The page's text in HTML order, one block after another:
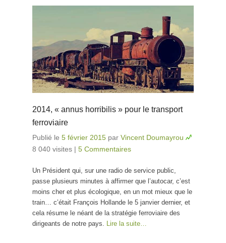
2014, « annus horribilis » pour le transport
ferroviaire
Publié le 5 février 2015 par Vincent Doumayrou
8 040 visites | 5 Commentaires
Un Président qui, sur une radio de service public,
passe plusieurs minutes à affirmer que l’autocar, c’est
moins cher et plus écologique, en un mot mieux que le
train… c’était François Hollande le 5 janvier dernier, et
cela résume le néant de la stratégie ferroviaire des
dirigeants de notre pays. Lire la suite…